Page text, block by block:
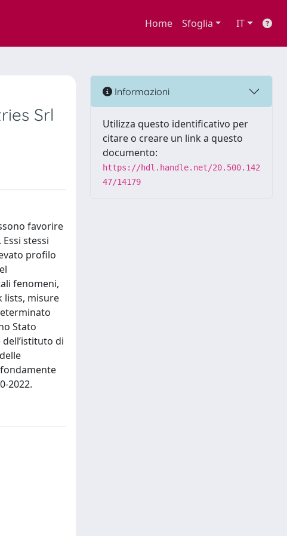
Home Sfoglia IT
Srl
favorire
stessi
profilo
fenomeni,
lists, misure
Stato
di
2022.
Informazioni
Utilizza questo identificativo per
citare o creare un link a questo
documento:
https://hdl.handle.net/20.500.142
47/14179